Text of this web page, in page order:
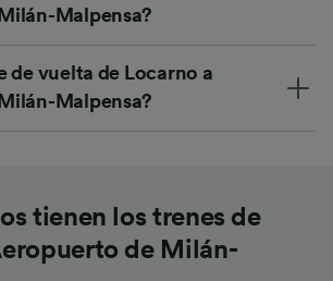
Malpensa?
de vuelta de Locarno a
Malpensa?
tienen los trenes de
de Milán-